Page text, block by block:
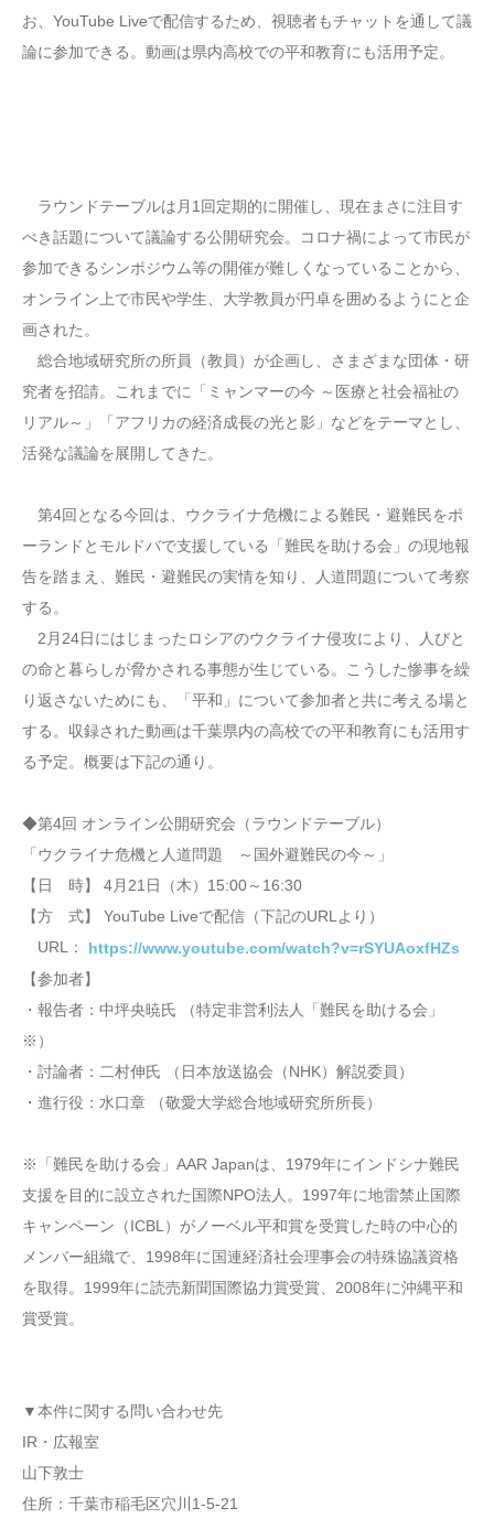
お、YouTube Liveで配信するため、視聴者もチャットを通して議
論に参加できる。動画は県内高校での平和教育にも活用予定。
ラウンドテーブルは月1回定期的に開催し、現在まさに注目す
べき話題について議論する公開研究会。コロナ禍によって市民が
参加できるシンポジウム等の開催が難しくなっていることから、
オンライン上で市民や学生、大学教員が円卓を囲めるようにと企
画された。
総合地域研究所の所員（教員）が企画し、さまざまな団体・研
究者を招請。これまでに「ミャンマーの今 ～医療と社会福祉の
リアル～」「アフリカの経済成長の光と影」などをテーマとし、
活発な議論を展開してきた。
第4回となる今回は、ウクライナ危機による難民・避難民をポ
ーランドとモルドバで支援している「難民を助ける会」の現地報
告を踏まえ、難民・避難民の実情を知り、人道問題について考察
する。
2月24日にはじまったロシアのウクライナ侵攻により、人びと
の命と暮らしが脅かされる事態が生じている。こうした惨事を繰
り返さないためにも、「平和」について参加者と共に考える場と
する。収録された動画は千葉県内の高校での平和教育にも活用す
る予定。概要は下記の通り。
◆第4回 オンライン公開研究会（ラウンドテーブル）
「ウクライナ危機と人道問題 ～国外避難民の今～」
【日 時】 4月21日（木）15:00～16:30
【方 式】 YouTube Liveで配信（下記のURLより）
URL： https://www.youtube.com/watch?v=rSYUAoxfHZs
【参加者】
・報告者：中坪央暁氏 （特定非営利法人「難民を助ける会」
※）
・討論者：二村伸氏 （日本放送協会（NHK）解説委員）
・進行役：水口章 （敬愛大学総合地域研究所所長）
※「難民を助ける会」AAR Japanは、1979年にインドシナ難民
支援を目的に設立された国際NPO法人。1997年に地雷禁止国際
キャンペーン（ICBL）がノーベル平和賞を受賞した時の中心的
メンバー組織で、1998年に国連経済社会理事会の特殊協議資格
を取得。1999年に読売新聞国際協力賞受賞、2008年に沖縄平和
賞受賞。
▼本件に関する問い合わせ先
IR・広報室
山下敦士
住所：千葉市稲毛区穴川1-5-21